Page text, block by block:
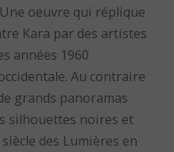
oeuvre qui réplique
Kara par des artistes
années 1960
Au contraire
grands panoramas
silhouettes noires et
des Lumières en